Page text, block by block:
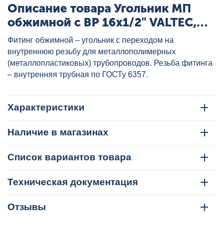
Описание товара Угольник МП
обжимной с ВР 16x1/2" VALTEC,
артикул: VTm.352.N.001604
Фитинг обжимной – угольник с переходом на
внутреннюю резьбу для металлополимерных
(металлопластиковых) трубопроводов. Резьба фитинга
– внутренняя трубная по ГОСТу 6357.
Характеристики
Наличие в магазинах
Список вариантов товара
Техническая документация
Отзывы